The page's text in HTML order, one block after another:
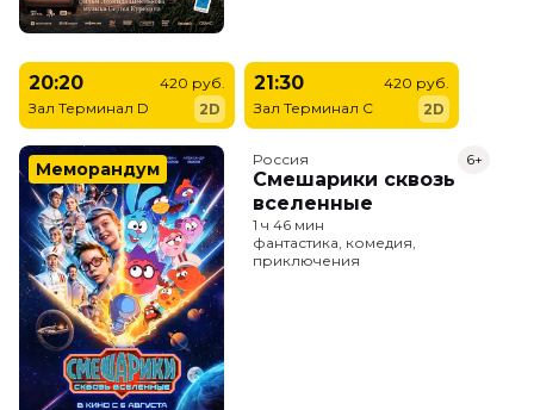
20:20
Зал Терминал D
420 руб.
2D
21:30
Зал Терминал C
420 руб.
2D
Меморандум Россия
Смешарики сквозь
вселенные
6+
1 ч 46 мин
фантастика, комедия,
приключения